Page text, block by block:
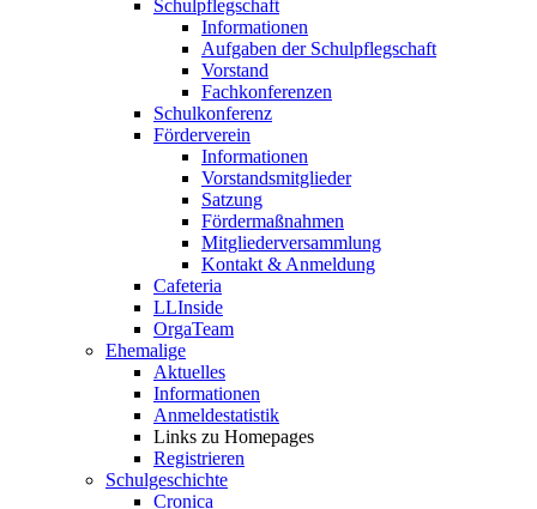
Schulpflegschaft
Informationen
Aufgaben der Schulpflegschaft
Vorstand
Fachkonferenzen
Schulkonferenz
Förderverein
Informationen
Vorstandsmitglieder
Satzung
Fördermaßnahmen
Mitgliederversammlung
Kontakt & Anmeldung
Cafeteria
LLInside
OrgaTeam
Ehemalige
Aktuelles
Informationen
Anmeldestatistik
Links zu Homepages
Registrieren
Schulgeschichte
Cronica